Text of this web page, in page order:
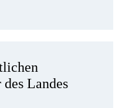
Landes